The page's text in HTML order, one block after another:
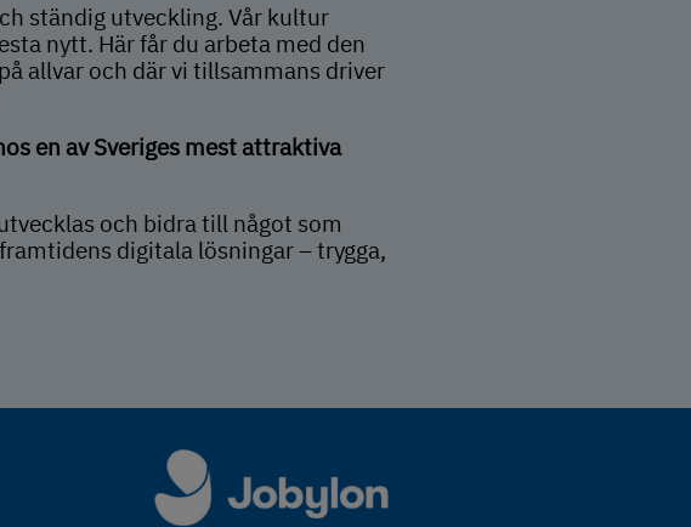
ständig utveckling. Vår kultur
nytt. Här får du arbeta med den
allvar och där vi tillsammans driver
en av Sveriges mest attraktiva
och bidra till något som
digitala lösningar – trygga,